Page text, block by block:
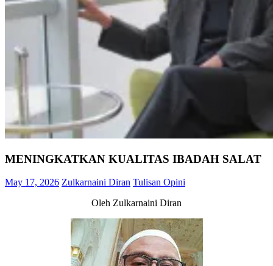
MENINGKATKAN KUALITAS IBADAH SALAT
May 17, 2026 Zulkarnaini Diran Tulisan Opini
Oleh Zulkarnaini Diran